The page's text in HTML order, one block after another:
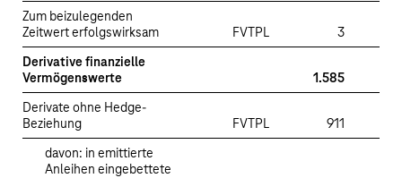
Zum beizulegenden
Zeitwert erfolgswirksam
FVTPL 3
Derivative finanzielle
Vermögenswerte
1.585
Derivate ohne Hedge-
Beziehung
FVTPL 911
davon: in emittierte
Anleihen eingebettete